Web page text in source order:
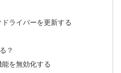
ライバーを更新する
？
を無効化する